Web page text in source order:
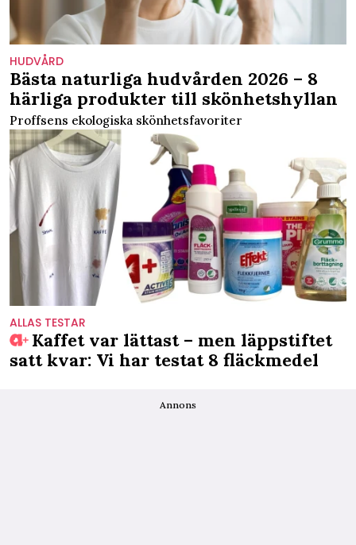
HUDVÅRD
Bästa naturliga hudvården 2026 – 8
härliga produkter till skönhetshyllan
Proffsens ekologiska skönhetsfavoriter
ALLAS TESTAR
Kaffet var lättast – men läppstiftet
satt kvar: Vi har testat 8 fläckmedel
Annons